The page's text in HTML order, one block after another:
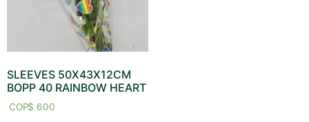
SLEEVES 50X43X12CM
BOPP 40 RAINBOW HEART
$ 600